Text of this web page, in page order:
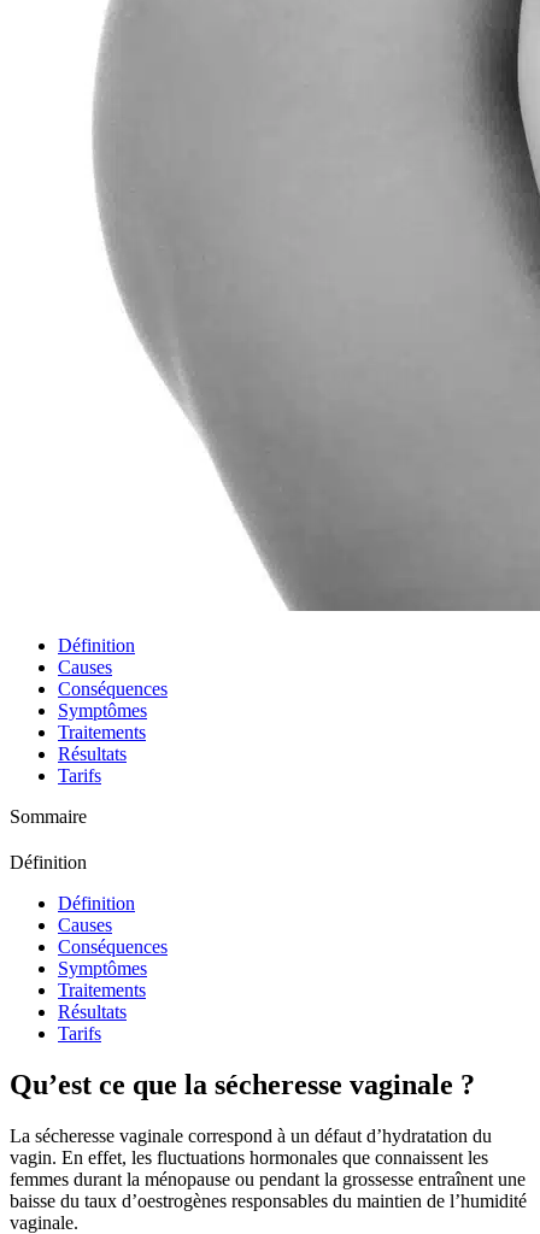
Définition
Causes
Conséquences
Symptômes
Traitements
Résultats
Tarifs
Sommaire
Définition
Définition
Causes
Conséquences
Symptômes
Traitements
Résultats
Tarifs
Qu’est ce que la sécheresse vaginale ?
La sécheresse vaginale correspond à un défaut d’hydratation du
vagin. En effet, les fluctuations hormonales que connaissent les
femmes durant la ménopause ou pendant la grossesse entraînent une
baisse du taux d’oestrogènes responsables du maintien de l’humidité
vaginale.